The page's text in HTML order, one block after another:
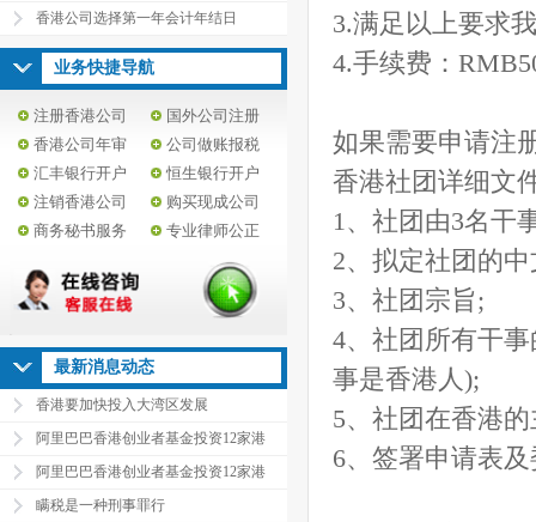
香港公司选择第一年会计年结日
业务快捷导航
注册香港公司
国外公司注册
香港公司年审
公司做账报税
汇丰银行开户
恒生银行开户
注销香港公司
购买现成公司
商务秘书服务
专业律师公正
最新消息动态
香港要加快投入大湾区发展
阿里巴巴香港创业者基金投资12家港
阿里巴巴香港创业者基金投资12家港
瞒税是一种刑事罪行
3.满足以上要求
4.手续费：
如果需要申请注
香港社团详细文
1、社团由3名干
2、拟定社团的
3、社团宗旨;
4、社团所有干
事是香港人);
5、社团在香港
6、签署申请表